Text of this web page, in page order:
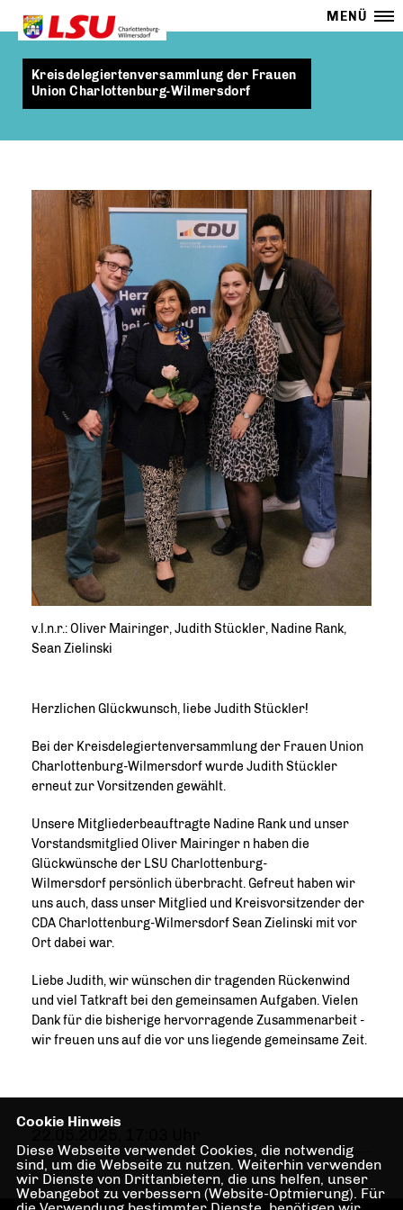
MENÜ
Kreisdelegiertenversammlung der Frauen
Union Charlottenburg-Wilmersdorf
v.l.n.r.: Oliver Mairinger, Judith Stückler, Nadine Rank,
Sean Zielinski
Herzlichen Glückwunsch, liebe Judith Stückler!
Bei der Kreisdelegiertenversammlung der Frauen Union
Charlottenburg-Wilmersdorf wurde Judith Stückler
erneut zur Vorsitzenden gewählt.
Unsere Mitgliederbeauftragte Nadine Rank und unser
Vorstandsmitglied Oliver Mairinger n haben die
Glückwünsche der LSU Charlottenburg-
Wilmersdorf persönlich überbracht. Gefreut haben wir
uns auch, dass unser Mitglied und Kreisvorsitzender der
CDA Charlottenburg-Wilmersdorf Sean Zielinski mit vor
Ort dabei war.
Liebe Judith, wir wünschen dir tragenden Rückenwind
und viel Tatkraft bei den gemeinsamen Aufgaben. Vielen
Dank für die bisherige hervorragende Zusammenarbeit -
wir freuen uns auf die vor uns liegende gemeinsame Zeit.
Cookie Hinweis
Diese Webseite verwendet Cookies, die notwendig
sind, um die Webseite zu nutzen. Weiterhin verwenden
wir Dienste von Drittanbietern, die uns helfen, unser
Webangebot zu verbessern (Website-Optmierung). Für